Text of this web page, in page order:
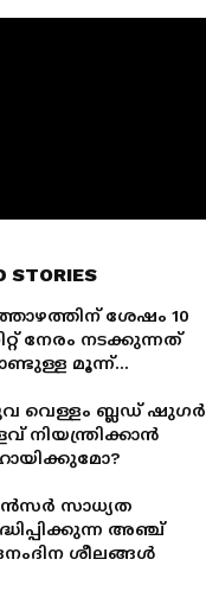
STORIES
ശേഷം 10
നേരം നടക്കുന്നത്
മൂന്ന്
വെള്ളം ബ്ലഡ് ഷു​​ഗർ
നിയന്ത്രിക്കാൻ
സാധ്യത
അഞ്ച്
ശീലങ്ങൾ